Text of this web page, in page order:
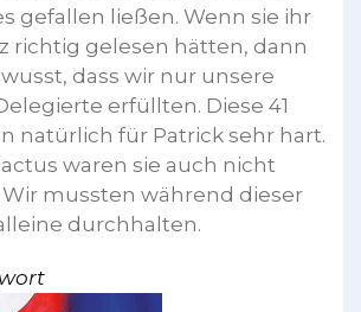
gefallen ließen. Wenn sie ihr
richtig gelesen hätten, dann
dass wir nur unsere
erfüllten. Diese 41
natürlich für Patrick sehr hart.
waren sie auch nicht
mussten während dieser
durchhalten.